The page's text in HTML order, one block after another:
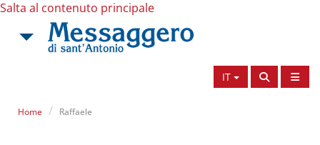
Salta al contenuto principale
IT
Home Raffaele